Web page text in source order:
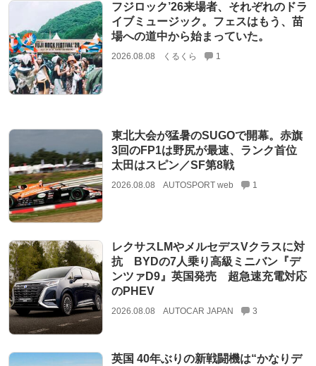
フジロック’26来場者、それぞれのドラ
イブミュージック。フェスはもう、苗
場への道中から始まっていた。
2026.08.08 くるくら 1
東北大会が猛暑のSUGOで開幕。赤旗
3回のFP1は野尻が最速、ランク首位
太田はスピン／SF第8戦
2026.08.08 AUTOSPORT web 1
レクサスLMやメルセデスVクラスに対
抗 BYDの7人乗り高級ミニバン『デ
ンツァD9』英国発売 超急速充電対応
のPHEV
2026.08.08 AUTOCAR JAPAN 3
英国 40年ぶりの新戦闘機は“かなりデ